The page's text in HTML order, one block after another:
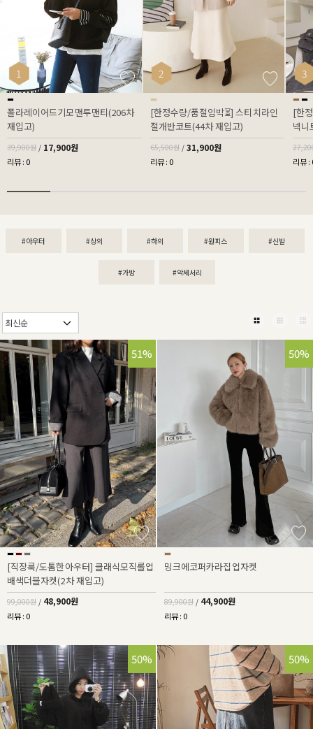
1
폴라레이어드기모맨투맨티(206차
재입고)
39,900원 / 17,900원
리뷰 : 0
2
[한정수량/품절임박⏳] 스티치라인
절개반코트(44차 재입고)
65,500원 / 31,900원
리뷰 : 0
3
[한
넥니
리뷰 :
#아우터 #상의 #하의 #원피스 #신발
#가방 #악세서리
51%
[직장룩/도톰한아우터] 클래식모직롤업
배색더블자켓(2차 재입고)
99,000원 / 48,900원
리뷰 : 0
50%
밍크에코퍼카라집업자켓
89,900원 / 44,900원
리뷰 : 0
50% 50%